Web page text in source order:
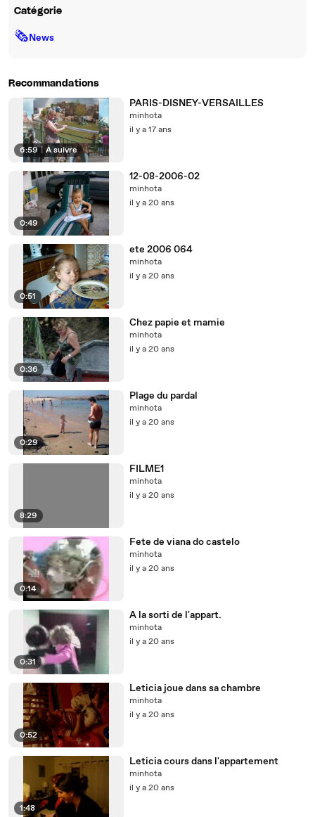
Catégorie
🗞News
Recommandations
6:59 | À suivre
PARIS-DISNEY-VERSAILLES
minhota
il y a 17 ans
0:49
12-08-2006-02
minhota
il y a 20 ans
0:51
ete 2006 064
minhota
il y a 20 ans
0:36
Chez papie et mamie
minhota
il y a 20 ans
0:29
Plage du pardal
minhota
il y a 20 ans
8:29
FILME1
minhota
il y a 20 ans
0:14
Fete de viana do castelo
minhota
il y a 20 ans
0:31
A la sorti de l'appart.
minhota
il y a 20 ans
0:52
Leticia joue dans sa chambre
minhota
il y a 20 ans
1:48
Leticia cours dans l'appartement
minhota
il y a 20 ans